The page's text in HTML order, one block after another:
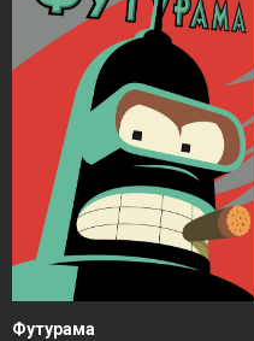
Футурама